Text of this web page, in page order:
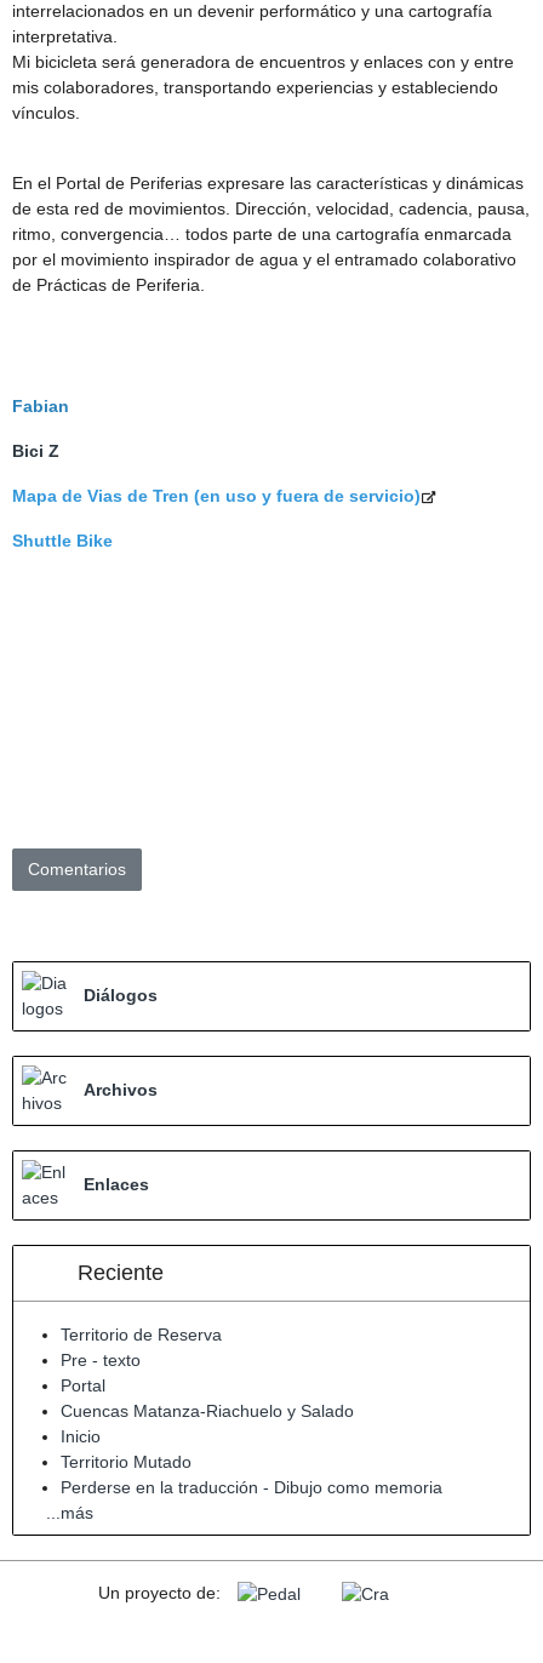
interrelacionados en un devenir performático y una cartografía
interpretativa.
Mi bicicleta será generadora de encuentros y enlaces con y entre
mis colaboradores, transportando experiencias y estableciendo
vínculos.
En el Portal de Periferias expresare las características y dinámicas
de esta red de movimientos. Dirección, velocidad, cadencia, pausa,
ritmo, convergencia… todos parte de una cartografía enmarcada
por el movimiento inspirador de agua y el entramado colaborativo
de Prácticas de Periferia.
Fabian
Bici Z
Mapa de Vias de Tren (en uso y fuera de servicio)
Shuttle Bike
Comentarios
Diálogos
Archivos
Enlaces
Reciente
Territorio de Reserva
Pre - texto
Portal
Cuencas Matanza-Riachuelo y Salado
Inicio
Territorio Mutado
Perderse en la traducción - Dibujo como memoria
...más
Un proyecto de: